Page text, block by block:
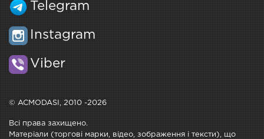
Telegram
Instagram
Viber
© ACMODASI, 2010 -2026
Всі права захищено.
Матеріали (торгові марки, відео, зображення і тексти), що